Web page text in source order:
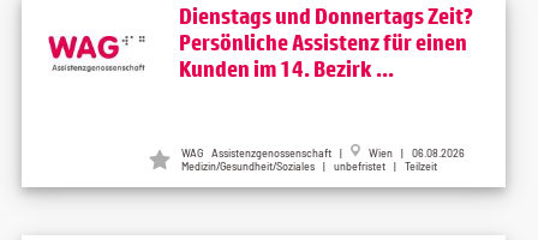
Dienstags und Donnertags Zeit?
Persönliche Assistenz für einen
Kunden im 14. Bezirk ...
WAG Assistenzgenossenschaft |
Wien | 06.08.2026
Medizin/Gesundheit/Soziales | unbefristet | Teilzeit